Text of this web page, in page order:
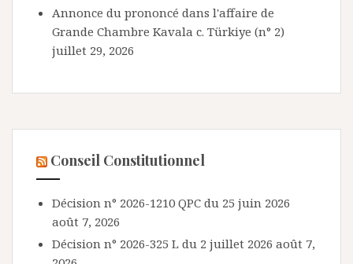
Annonce du prononcé dans l'affaire de
Grande Chambre Kavala c. Türkiye (n° 2)
juillet 29, 2026
Conseil Constitutionnel
Décision n° 2026-1210 QPC du 25 juin 2026
août 7, 2026
Décision n° 2026-325 L du 2 juillet 2026 août 7,